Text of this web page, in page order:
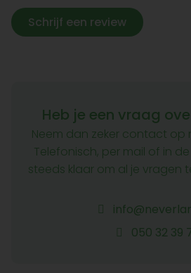
Schrijf een review
Heb je een vraag
Neem dan zeker contact op
Telefonisch, per mail of in
steeds klaar om al je vragen
050 32 39